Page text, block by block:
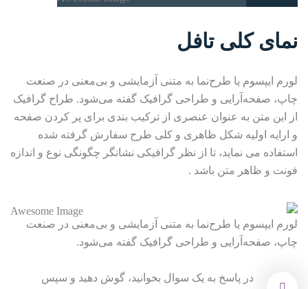
نمای کلیتافل
لورم ایپسوم یا طرح‌نما به متنی آزمایشی و بی‌معنی در صنعت
چاپ، صفحه‌آرایی و طراحی گرافیک گفته می‌شود. طراح گرافیک
از این متن به عنوان عنصری از ترکیب بندی برای پر کردن صفحه
و ارایه اولیه شکل ظاهری و کلی طرح سفارش گرفته شده
استفاده می نماید، تا از نظر گرافیکی نشانگر چگونگی نوع و اندازه
فونت و ظاهر متن باشد .
لورم ایپسوم یا طرح‌نما به متنی آزمایشی و بی‌معنی در صنعت
چاپ، صفحه‌آرایی و طراحی گرافیک گفته می‌شود.
در پاسخ به یک سوال بخوانید، گوش دهید و سپس